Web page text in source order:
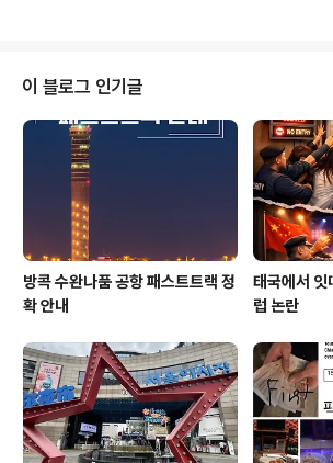
이 블로그 인기글
방콕 수완나품 공항 패스트트랙 정
확 안내
태국에서 잇
럽 논란